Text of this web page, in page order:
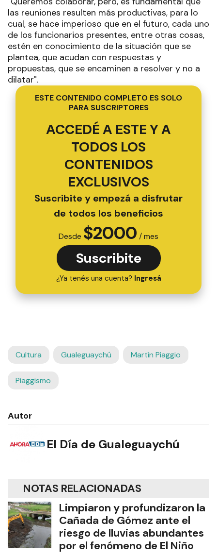
las reuniones resulten más productivas, para lo
cual, se hace imperioso que en el futuro, cada uno
de los funcionarios presentes, entre otras cosas,
estén en conocimiento de la situación que se
plantea, que acudan con respuestas y
propuestas, que se encaminen a resolver y no a
dilatar".
ESTE CONTENIDO COMPLETO ES SOLO
PARA SUSCRIPTORES
ACCEDÉ A ESTE Y A
TODOS LOS
CONTENIDOS
EXCLUSIVOS
Suscribite y empezá a disfrutar
de todos los beneficios
Desde $2000 / mes
Suscribite
¿Ya tenés una cuenta? Ingresá
Cultura Gualeguaychú Martín Piaggio
Piaggismo
Autor
El Día de Gualeguaychú
NOTAS RELACIONADAS
Limpiaron y profundizaron la
Cañada de Gómez ante el
riesgo de lluvias abundantes
por el fenómeno de El Niño